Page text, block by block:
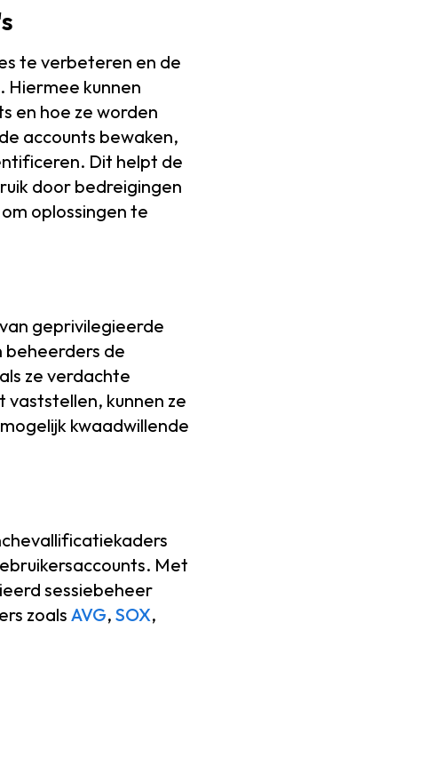
te verbeteren en de
Hiermee kunnen
en hoe ze worden
accounts bewaken,
Dit helpt de
door bedreigingen
oplossingen te
geprivilegieerde
beheerders de
ze verdachte
kunnen ze
kwaadwillende
Met
sessiebeheer
zoals AVG, SOX,